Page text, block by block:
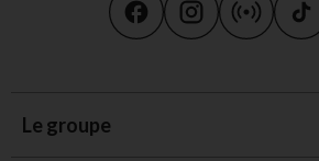
Le groupe